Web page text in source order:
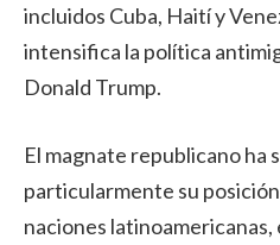
incluidos Cuba, Haití y
intensifica la política
Donald Trump.
El magnate republicano ha
particularmente su
naciones